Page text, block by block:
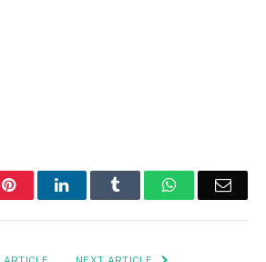
PinterestLinkedIn Tumblr WhatsApp